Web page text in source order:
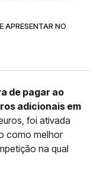
APRESENTAR NO
de pagar ao
adicionais em
foi ativada
como melhor
na qual